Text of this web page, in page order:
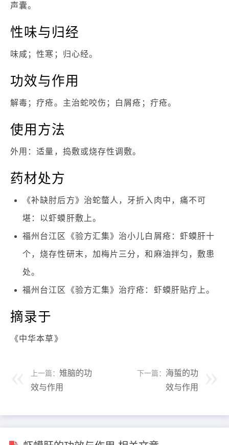
声囊。
性味与归经
味咸；性寒；归心经。
功效与作用
解毒；疗疮。主治蛇咬伤；白屑疮；疔疮。
使用方法
外用：适量，捣敷或烧存性调敷。
药材处方
《补缺肘后方》治蛇螫人，牙折入肉中，痛不可
堪：以虾蟆肝敷上。
福州台江区《验方汇集》治小儿白屑疮：虾蟆肝十
个，烧存性研末，加梅片三分，和麻油拌匀，敷患
处。
福州台江区《验方汇集》治疔疮：虾蟆肝贴疔上。
摘录于
《中华本草》
上一篇： 雉脑的功
效与作用
下一篇： 海蜇的功
效与作用